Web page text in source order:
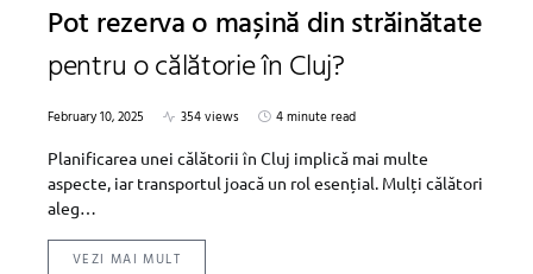
Pot rezerva o mașină din străinătate
pentru o călătorie în Cluj?
February 10, 2025 354 views
4 minute read
Planificarea unei călătorii în Cluj implică mai multe
aspecte, iar transportul joacă un rol esențial. Mulți călători
aleg…
VEZI MAI MULT